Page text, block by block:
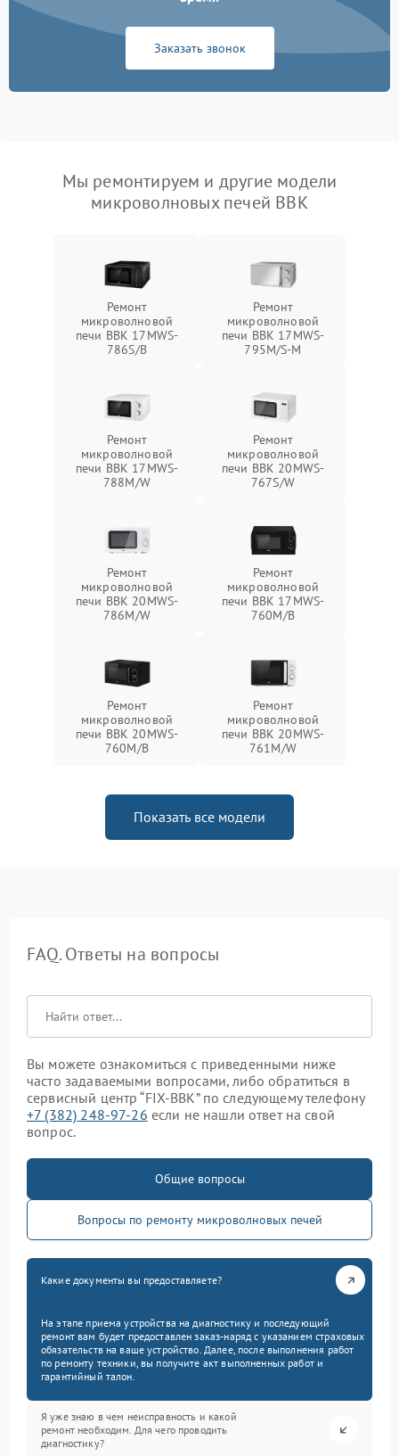
Заказать звонок
Мы ремонтируем и другие модели
микроволновых печей BBK
Ремонт
микроволновой
печи BBK 17MWS-
786S/B
Ремонт
микроволновой
печи BBK 17MWS-
795M/S-M
Ремонт
микроволновой
печи BBK 17MWS-
788M/W
Ремонт
микроволновой
печи BBK 20MWS-
767S/W
Ремонт
микроволновой
печи BBK 20MWS-
786M/W
Ремонт
микроволновой
печи BBK 17MWS-
760M/B
Ремонт
микроволновой
печи BBK 20MWS-
760M/B
Ремонт
микроволновой
печи BBK 20MWS-
761M/W
Показать все модели
FAQ. Ответы на вопросы
Вы можете ознакомиться с приведенными ниже
часто задаваемыми вопросами, либо обратиться в
сервисный центр “FIX-BBK” по следующему телефону
+7 (382) 248-97-26 если не нашли ответ на свой
вопрос.
Общие вопросы
Вопросы по ремонту микроволновых печей
Какие документы вы предоставляете?
На этапе приема устройства на диагностику и последующий
ремонт вам будет предоставлен заказ-наряд с указанием страховых
обязательств на ваше устройство. Далее, после выполнения работ
по ремонту техники, вы получите акт выполненных работ и
гарантийный талон.
Я уже знаю в чем неисправность и какой
ремонт необходим. Для чего проводить
диагностику?